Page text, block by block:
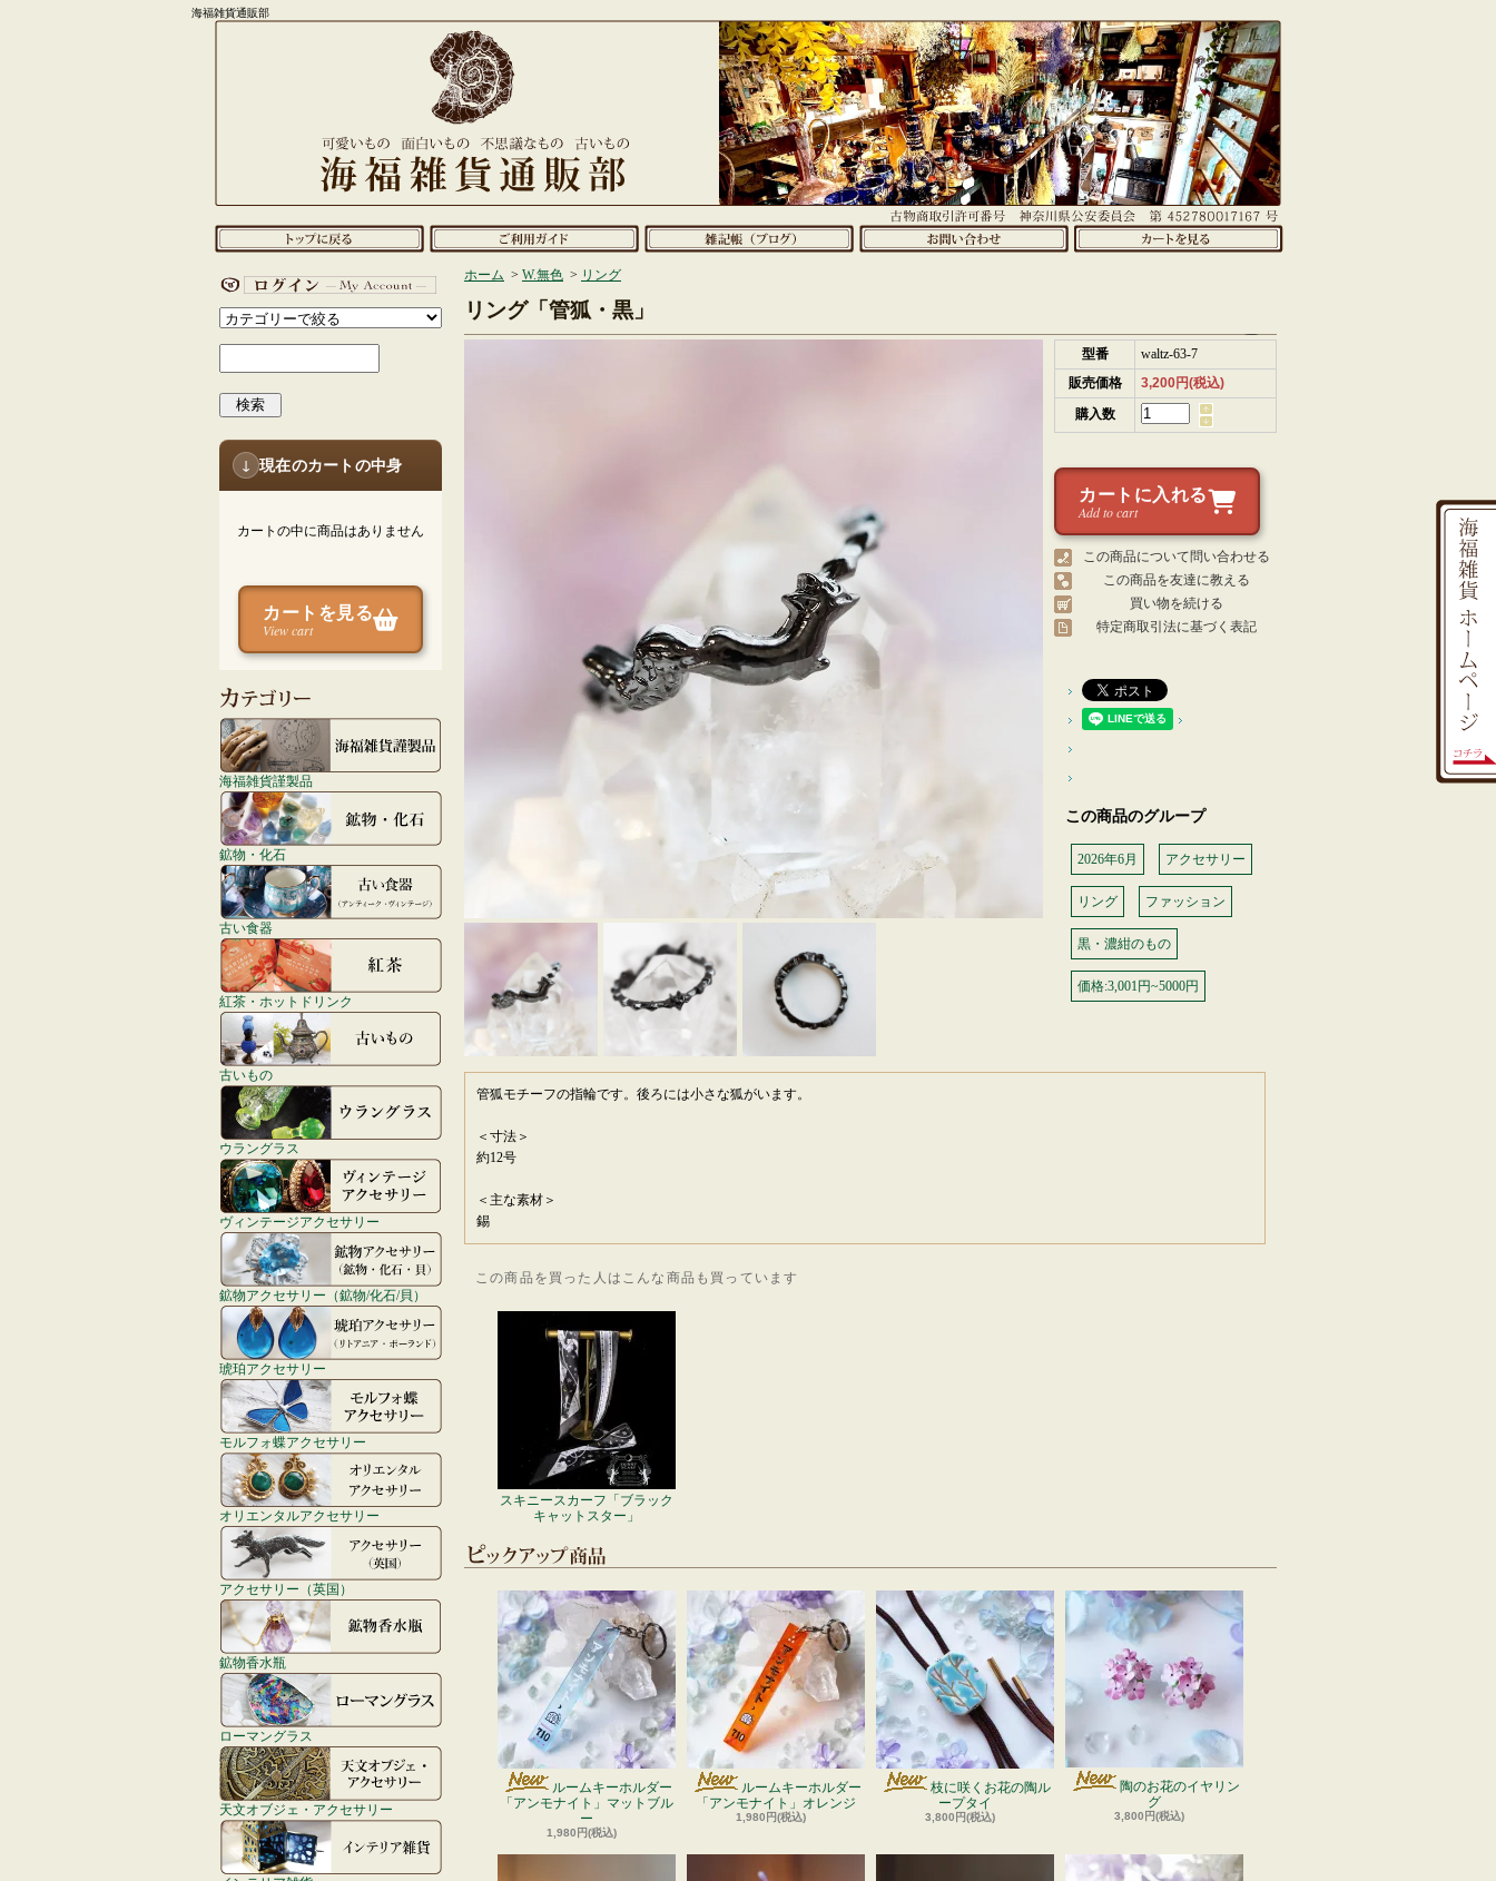
海福雑貨通販部
検索
↓ 現在のカートの中身
カートの中に商品はありません
カートを見る
View cart
海福雑貨謹製品
鉱物・化石
古い食器
紅茶・ホットドリンク
古いもの
ウラングラス
ヴィンテージアクセサリー
鉱物アクセサリー（鉱物/化石/貝）
琥珀アクセサリー
モルフォ蝶アクセサリー
オリエンタルアクセサリー
アクセサリー（英国）
鉱物香水瓶
ローマングラス
天文オブジェ・アクセサリー
ホーム > W.無色 > リング
リング「管狐・黒」
型番
waltz-63-7
販売価格
3,200円(税込)
購入数
カートに入れる
Add to cart
この商品について問い合わせる
この商品を友達に教える
買い物を続ける
特定商取引法に基づく表記
この商品のグループ
2026年6月 アクセサリー
リング ファッション
黒・濃紺のもの
価格:3,001円~5000円
管狐モチーフの指輪です。後ろには小さな狐がいます。
＜寸法＞
約12号
＜主な素材＞
錫
この商品を買った人はこんな商品も買っています
スキニースカーフ「ブラック
キャットスター」
ルームキーホルダー
「アンモナイト」マットブル
ー
1,980円(税込)
ルームキーホルダー
「アンモナイト」オレンジ
1,980円(税込)
枝に咲くお花の陶ル
ープタイ
3,800円(税込)
陶のお花のイヤリン
グ
3,800円(税込)